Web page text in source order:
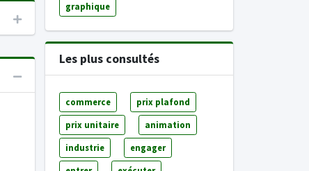
graphique
Les plus consultés
commerce prix plafond
prix unitaire animation
industrie engager